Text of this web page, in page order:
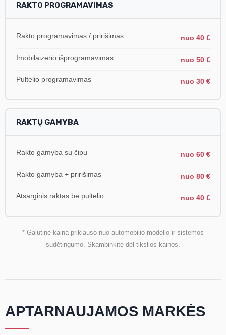
RAKTO PROGRAMAVIMAS
Rakto programavimas / pririšimas nuo 40 €
Imobilaizerio išprogramavimas nuo 50 €
Pultelio programavimas nuo 30 €
RAKTŲ GAMYBA
Rakto gamyba su čipu nuo 60 €
Rakto gamyba + pririšimas nuo 80 €
Atsarginis raktas be pultelio nuo 40 €
* Galutinė kaina priklauso nuo automobilio modelio ir sistemos
sudėtingumo. Skambinkite dėl tikslios kainos.
APTARNAUJAMOS MARKĖS